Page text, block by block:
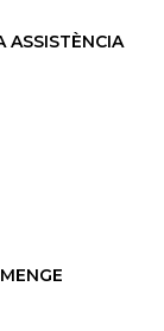
ASSISTÈNCIA